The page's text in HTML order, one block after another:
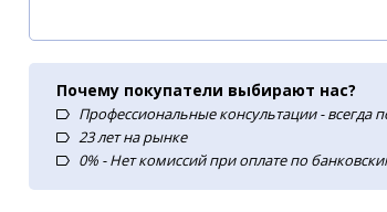
Почему покупатели выбирают нас?
Профессиональные консультации -
23 лет на рынке
0% - Нет комиссий при оплате по